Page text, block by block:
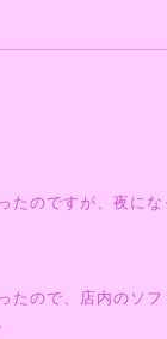
たのですが、夜に
たので、店内のソ